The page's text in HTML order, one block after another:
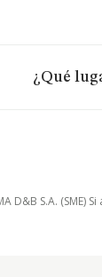
¿Qué
D&B S.A.